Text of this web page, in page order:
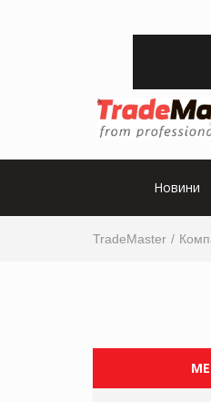
Новини
TradeMaster